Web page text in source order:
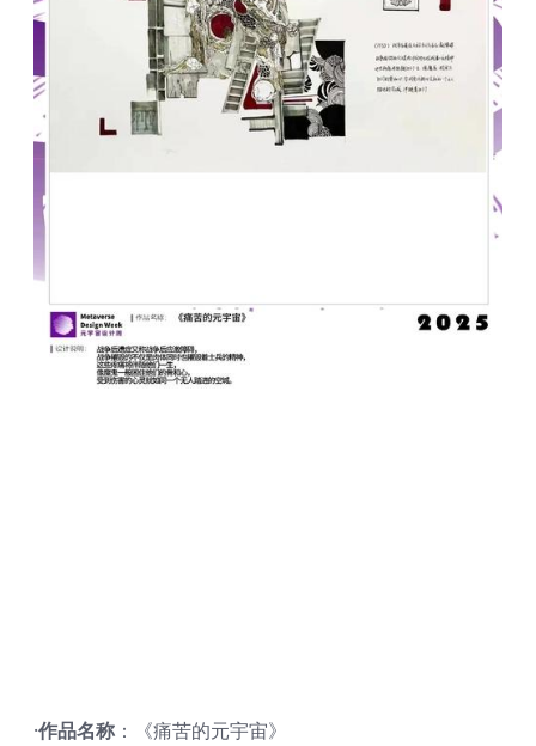
·作品名称 ：《痛苦的元宇宙》